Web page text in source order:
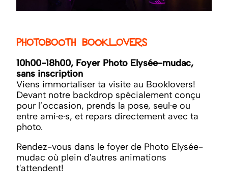
Photobooth Booklovers
10h00-18h00, Foyer Photo Elysée-mudac,
sans inscription
Viens immortaliser ta visite au Booklovers!
Devant notre backdrop spécialement conçu
pour l’occasion, prends la pose, seul·e ou
entre ami·e·s, et repars directement avec ta
photo.
Rendez-vous dans le foyer de Photo Elysée-
mudac où plein d'autres animations
t'attendent!